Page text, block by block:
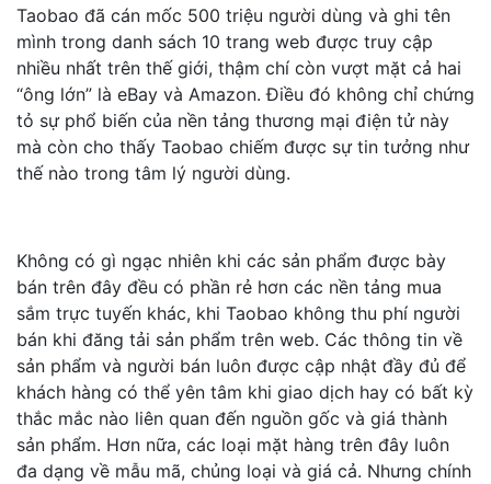
Taobao đã cán mốc 500 triệu người dùng và ghi tên
mình trong danh sách 10 trang web được truy cập
nhiều nhất trên thế giới, thậm chí còn vượt mặt cả hai
“ông lớn” là eBay và Amazon. Điều đó không chỉ chứng
tỏ sự phổ biến của nền tảng thương mại điện tử này
mà còn cho thấy Taobao chiếm được sự tin tưởng như
thế nào trong tâm lý người dùng.
Không có gì ngạc nhiên khi các sản phẩm được bày
bán trên đây đều có phần rẻ hơn các nền tảng mua
sắm trực tuyến khác, khi Taobao không thu phí người
bán khi đăng tải sản phẩm trên web. Các thông tin về
sản phẩm và người bán luôn được cập nhật đầy đủ để
khách hàng có thể yên tâm khi giao dịch hay có bất kỳ
thắc mắc nào liên quan đến nguồn gốc và giá thành
sản phẩm. Hơn nữa, các loại mặt hàng trên đây luôn
đa dạng về mẫu mã, chủng loại và giá cả. Nhưng chính